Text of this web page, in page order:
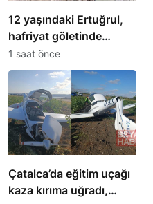
12 yaşındaki Ertuğrul,
hafriyat göletinde
boğuldu
1 saat önce
Çatalca’da eğitim uçağı
kaza kırıma uğradı,